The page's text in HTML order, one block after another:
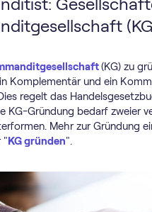
(KG) zu
Komplementär und ein
regelt das
KG-Gründung bedarf zweier
Mehr zur Gründung
" KG gründen".